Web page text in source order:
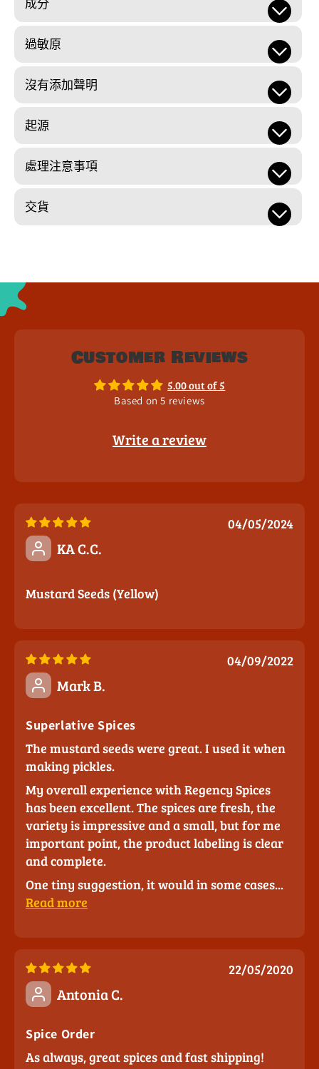
成分
過敏原
沒有添加聲明
起源
處理注意事項
交貨
Customer Reviews
5.00 out of 5
Based on 5 reviews
Write a review
04/05/2024
KA C.C.
Mustard Seeds (Yellow)
04/09/2022
Mark B.
Superlative Spices
The mustard seeds were great. I used it when
making pickles.
My overall experience with Regency Spices
has been excellent. The spices are fresh, the
variety is impressive and a small, but for me
important point, the product labeling is clear
and complete.
One tiny suggestion, it would in some cases...
Read more
22/05/2020
Antonia C.
Spice Order
As always, great spices and fast shipping!